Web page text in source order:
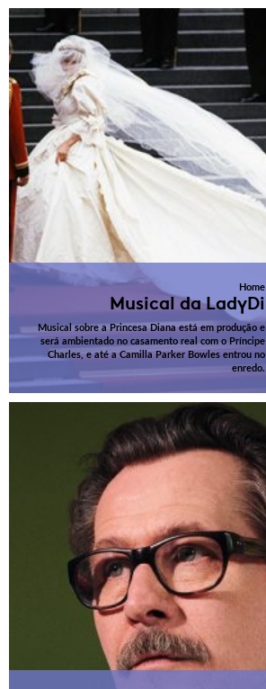
Home
Musical da LadyDi
Musical sobre a Princesa Diana está em produção e
será ambientado no casamento real com o Príncipe
Charles, e até a Camilla Parker Bowles entrou no
enredo.